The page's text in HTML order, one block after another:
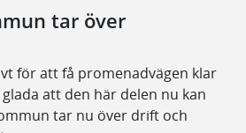
tar över
för att få promenadvägen klar
att den här delen nu kan
tar nu över drift och